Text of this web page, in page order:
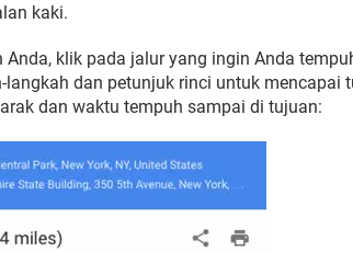
kaki.
klik pada jalur yang ingin Anda
dan petunjuk rinci untuk mencapai
dan waktu tempuh sampai di tujuan: